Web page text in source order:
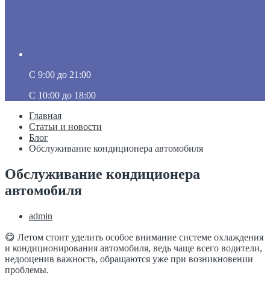
C 9:00 до 21:00
C 10:00 до 18:00
Главная
Статьи и новости
Блог
Обслуживание кондиционера автомобиля
Обслуживание кондиционера
автомобиля
admin
😋 Летом стоит уделить особое внимание системе охлаждения
и кондиционирования автомобиля, ведь чаще всего водители,
недооценив важность, обращаются уже при возникновении
проблемы.